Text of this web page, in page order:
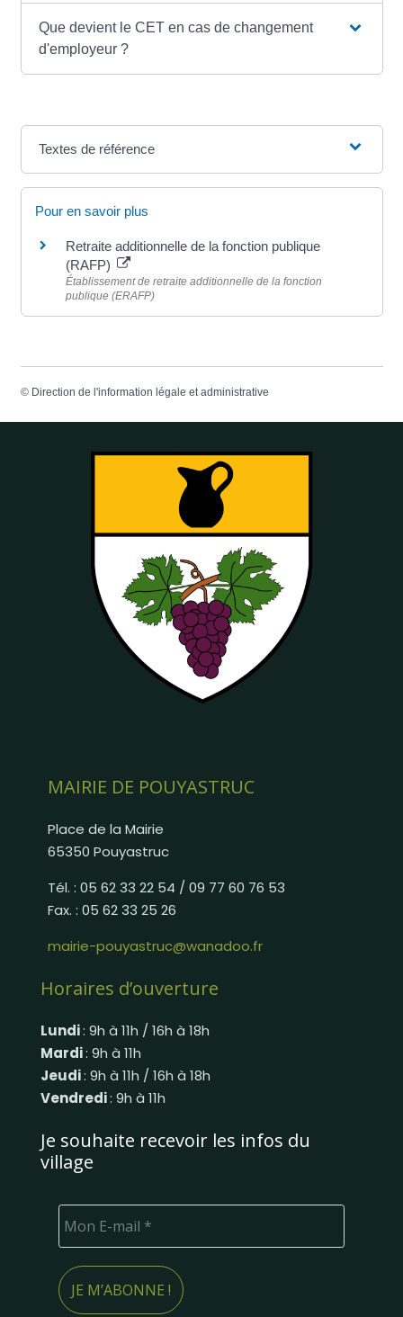
Que devient le CET en cas de changement
d'employeur ?
Textes de référence
Pour en savoir plus
Retraite additionnelle de la fonction publique
(RAFP)
Établissement de retraite additionnelle de la fonction
publique (ERAFP)
© Direction de l'information légale et administrative
MAIRIE DE POUYASTRUC
Place de la Mairie
65350 Pouyastruc
Tél. : 05 62 33 22 54 / 09 77 60 76 53
Fax. : 05 62 33 25 26
mairie-pouyastruc@wanadoo.fr
Horaires d’ouverture
Lundi: 9h à 11h / 16h à 18h
Mardi: 9h à 11h
Jeudi: 9h à 11h / 16h à 18h
Vendredi: 9h à 11h
Je souhaite recevoir les infos du
village